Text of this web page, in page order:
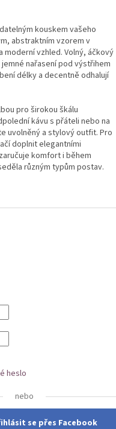
kouskem vašeho
abstraktním vzorem v
vzhled. Volný, áčkový
nařasení pod výstřihem
délky a decentně odhalují
pro širokou škálu
kávu s přáteli nebo na
uvolněný a stylový outfit. Pro
doplnit elegantními
komfort i během
různým typům postav.
heslo
nebo
se přes Facebook